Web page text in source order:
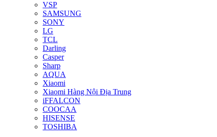
VSP
SAMSUNG
SONY
LG
TCL
Darling
Casper
Sharp
AQUA
Xiaomi
Xiaomi Hàng Nội Địa Trung
iFFALCON
COOCAA
HISENSE
TOSHIBA